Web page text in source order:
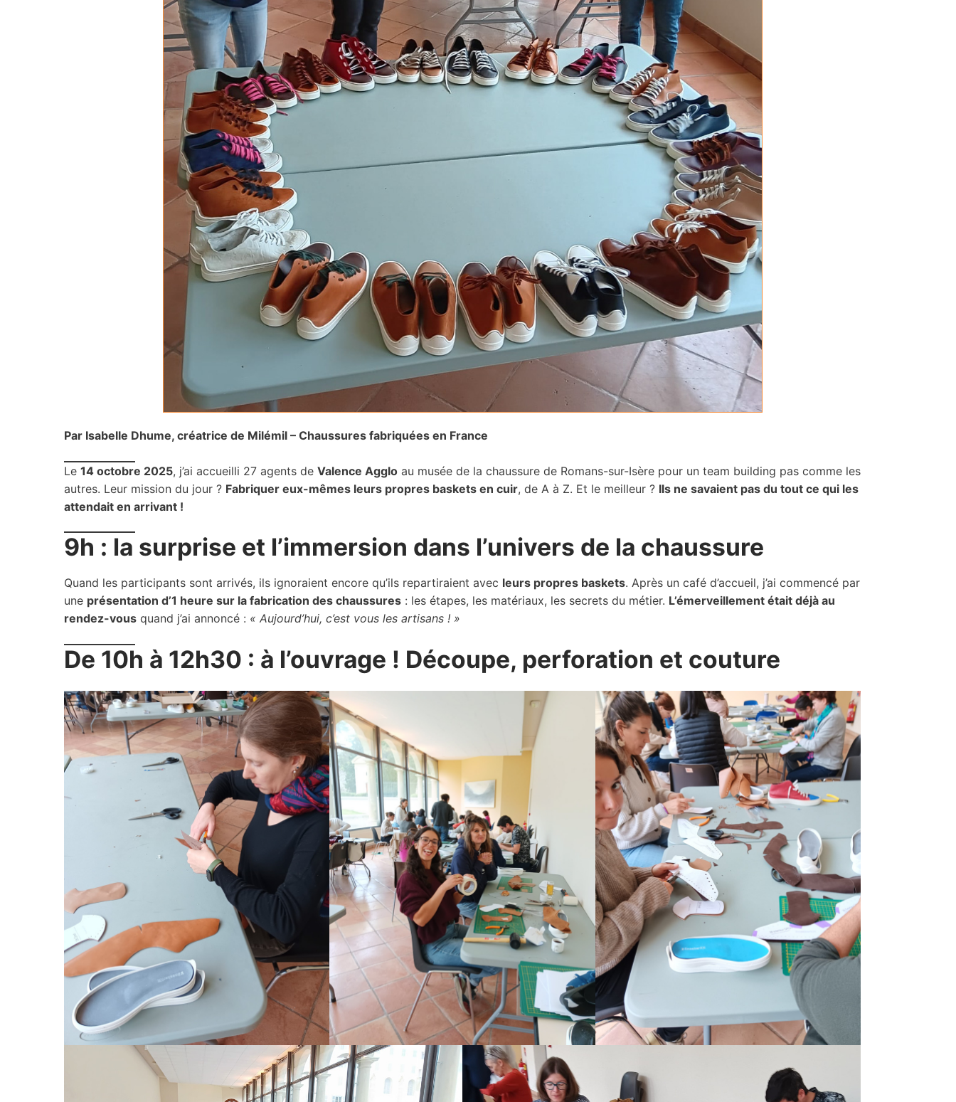
Chaussures Personnalisées
Fin de série
Chaussures en Kits et ateliers
FORMES ET SEMELLES
Accessoires & Produits d’entretien
Guide des Pointures
Qui-sommes-nous ?
Notre Histoire
La Fabrication Française
Fabriquer ses chaussures
Participer à des ateliers
Fabriquer ses chaussures seul
Team building de création de chaussures
Formations Chaussures
Formation chaussure en ligne : Découverte de la chaussure- 4 fois 2h
Contact
Par Isabelle Dhume, créatrice de Milémil – Chaussures fabriquées en France
Le 14 octobre 2025, j’ai accueilli 27 agents de Valence Agglo au musée de la chaussure de Romans-sur-Isère pour un team building pas comme les
autres. Leur mission du jour ? Fabriquer eux-mêmes leurs propres baskets en cuir, de A à Z. Et le meilleur ? Ils ne savaient pas du tout ce qui les
attendait en arrivant !
9h : la surprise et l’immersion dans l’univers de la chaussure
Quand les participants sont arrivés, ils ignoraient encore qu’ils repartiraient avec leurs propres baskets. Après un café d’accueil, j’ai commencé par
une présentation d’1 heure sur la fabrication des chaussures : les étapes, les matériaux, les secrets du métier. L’émerveillement était déjà au
rendez-vous quand j’ai annoncé : « Aujourd’hui, c’est vous les artisans ! »
De 10h à 12h30 : à l’ouvrage ! Découpe, perforation et couture